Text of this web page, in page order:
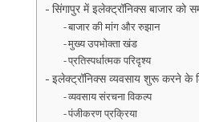
सिंगापुर में इलेक्ट्रॉनिक्स बाजार को
बाजार की मांग और रुझान
मुख्य उपभोक्ता खंड
प्रतिस्पर्धात्मक परिदृश्य
इलेक्ट्रॉनिक्स व्यवसाय शुरू करने के
व्यवसाय संरचना विकल्प
पंजीकरण प्रक्रिया